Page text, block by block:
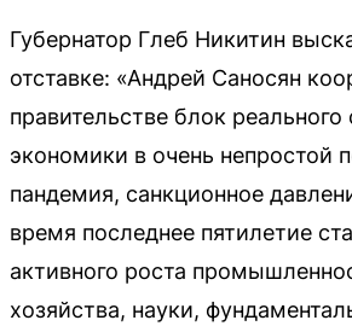
Губернатор Глеб Никитин
отставке: «Андрей Саносян
правительстве блок реального
экономики в очень непростой
пандемия, санкционное
время последнее пятилетие
активного роста
хозяйства, науки,